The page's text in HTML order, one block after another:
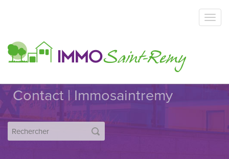
Contact | Immosaintremy